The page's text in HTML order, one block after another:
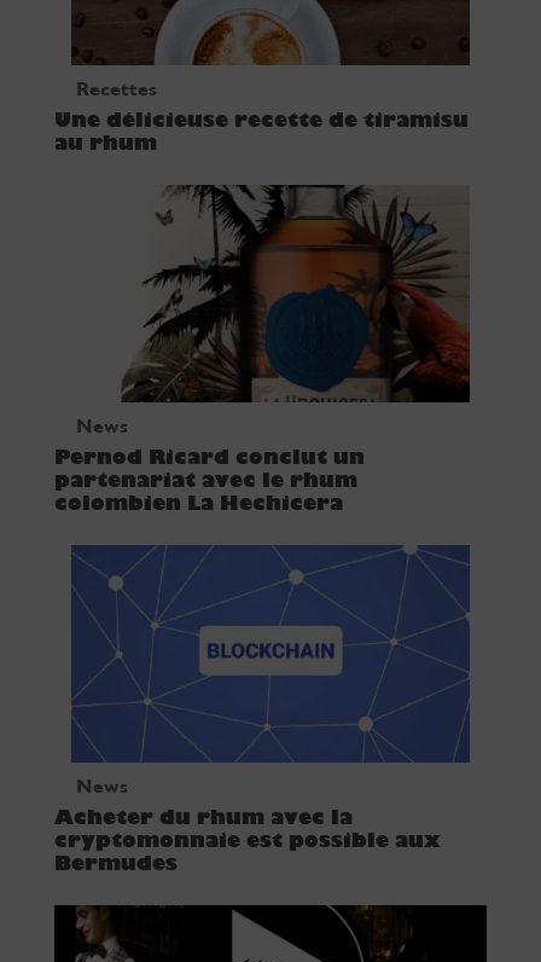
Recettes
Une délicieuse recette de tiramisu
au rhum
News
Pernod Ricard conclut un
partenariat avec le rhum
colombien La Hechicera
News
Acheter du rhum avec la
cryptomonnaie est possible aux
Bermudes